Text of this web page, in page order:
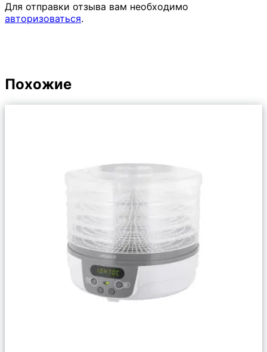
Для отправки отзыва вам необходимо
авторизоваться.
Похожие